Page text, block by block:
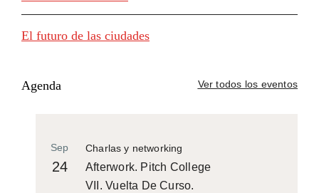
El futuro de las ciudades
Agenda Ver todos los eventos
Charlas y networking
Sep
24
Afterwork. Pitch College
VII. Vuelta De Curso.